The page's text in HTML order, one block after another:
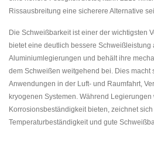
Rissausbreitung eine sicherere Alternative
Die Schweißbarkeit ist einer der wichtigsten
bietet eine deutlich bessere Schweißleistung
Aluminiumlegierungen und behält ihre
dem Schweißen weitgehend bei. Dies macht
Anwendungen in der Luft- und Raumfahrt,
kryogenen Systemen. Während
Korrosionsbeständigkeit bieten, zeichnet
Temperaturbeständigkeit und gute